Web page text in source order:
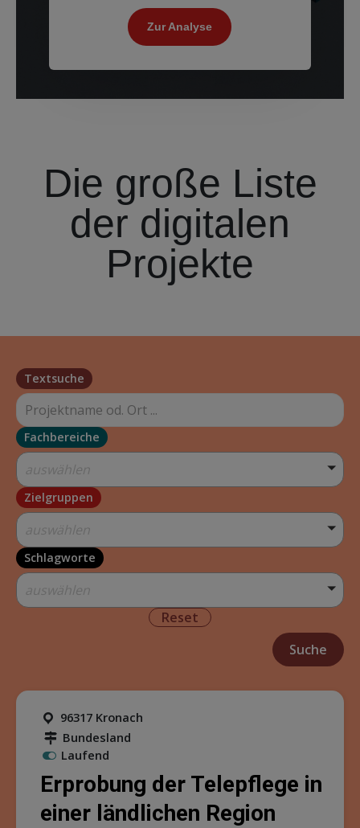
Zur Analyse
Die große Liste
der digitalen
Projekte
Textsuche
Fachbereiche
auswählen
Zielgruppen
auswählen
Schlagworte
auswählen
Reset
96317 Kronach
Bundesland
Laufend
Erprobung der Telepflege in
einer ländlichen Region